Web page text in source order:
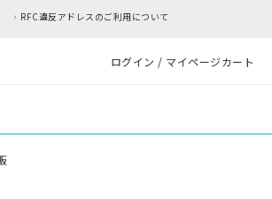
RFC違反アドレスのご利用について
ログイン / マイページカート